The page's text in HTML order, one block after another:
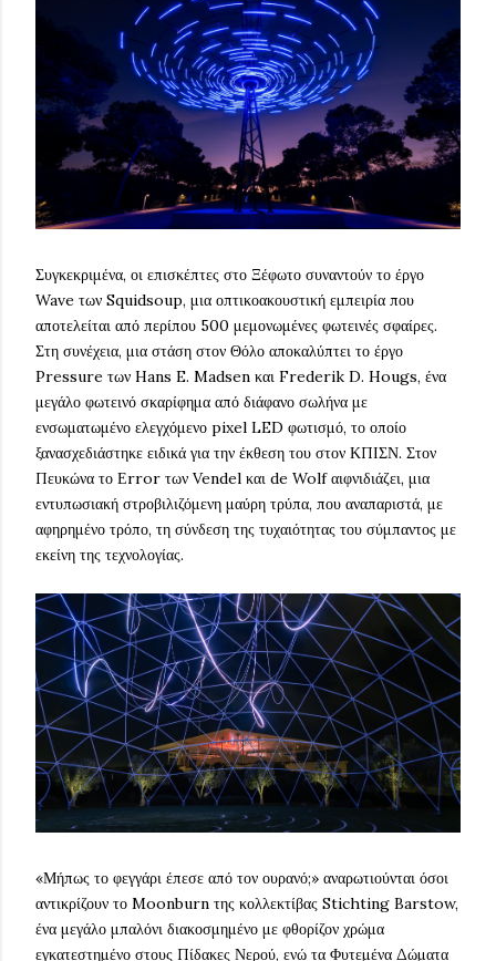
Συγκεκριμένα, οι επισκέπτες στο Ξέφωτο συναντούν το έργο
Wave των Squidsoup, μια οπτικοακουστική εμπειρία που
αποτελείται από περίπου 500 μεμονωμένες φωτεινές σφαίρες.
Στη συνέχεια, μια στάση στον Θόλο αποκαλύπτει το έργο
Pressure των Hans E. Madsen και Frederik D. Hougs, ένα
μεγάλο φωτεινό σκαρίφημα από διάφανο σωλήνα με
ενσωματωμένο ελεγχόμενο pixel LED φωτισμό, το οποίο
ξανασχεδιάστηκε ειδικά για την έκθεση του στον ΚΠΙΣΝ. Στον
Πευκώνα το Εrror των Vendel και de Wolf αιφνιδιάζει, μια
εντυπωσιακή στροβιλιζόμενη μαύρη τρύπα, που αναπαριστά, με
αφηρημένο τρόπο, τη σύνδεση της τυχαιότητας του σύμπαντος με
εκείνη της τεχνολογίας.
«Μήπως το φεγγάρι έπεσε από τον ουρανό;» αναρωτιούνται όσοι
αντικρίζουν το Moonburn της κολλεκτίβας Stichting Barstow,
ένα μεγάλο μπαλόνι διακοσμημένο με φθορίζον χρώμα
εγκατεστημένο στους Πίδακες Νερού, ενώ τα Φυτεμένα Δώματα